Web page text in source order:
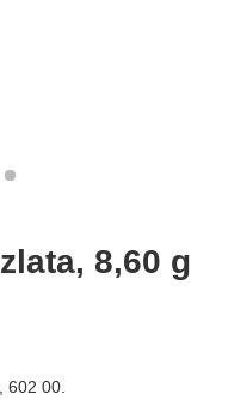
8,60 g
602 00.